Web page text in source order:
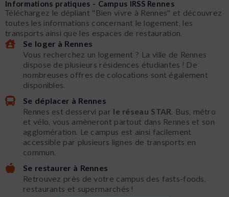
Informations pratiques - Campus IRSS Rennes
Téléchargez le dépliant "Bien vivre à Rennes" et découvrez
toutes les informations concernant le logement, les
transports ainsi que les espaces de restauration.
Se loger à Rennes
Vous recherchez un logement ? La ville de Rennes
dispose de plusieurs résidences étudiantes ! De
nombreuses offres de colocations sont également
disponibles.
Se déplacer à Rennes
Rennes est desservi par le réseau STAR. Bus, métro
et vélo, vous amèneront partout dans Rennes et son
agglomération. Le campus est ainsi facilement
accessible par plusieurs lignes de transports en
commun.
Se restaurer à Rennes
Retrouvez près de votre campus des fasts-foods,
restaurants et supermarchés !